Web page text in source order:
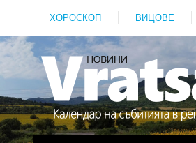
ХОРОСКОП ВИЦОВЕ